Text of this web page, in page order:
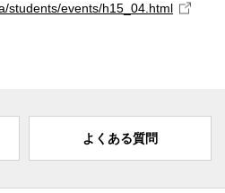
students/events/h15_04.html
よくある質問